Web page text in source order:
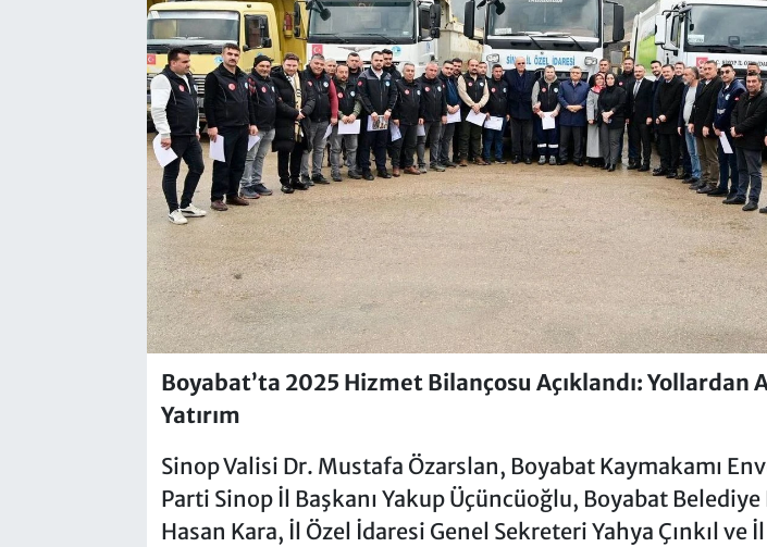
Boyabat’ta 2025 Hizmet Bilançosu Açıklandı: Yollardan
Yatırım
Sinop Valisi Dr. Mustafa Özarslan, Boyabat Kaymakamı
Parti Sinop İl Başkanı Yakup Üçüncüoğlu, Boyabat Belediye
Hasan Kara, İl Özel İdaresi Genel Sekreteri Yahya Çınkıl ve İl